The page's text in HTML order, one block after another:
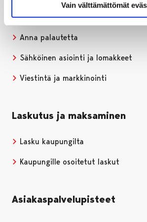
Vain välttämättömät
Puhelinluettelo
Anna palautetta
Sähköinen asiointi ja lomakkeet
Viestintä ja markkinointi
Laskutus ja maksaminen
Lasku kaupungilta
Kaupungille osoitetut laskut
Asiakaspalvelupisteet